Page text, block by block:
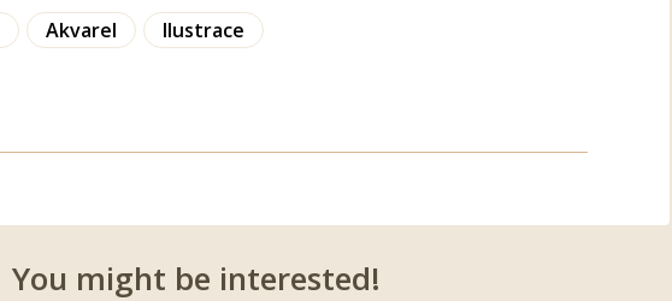
Akvarel Ilustrace
You might be interested!